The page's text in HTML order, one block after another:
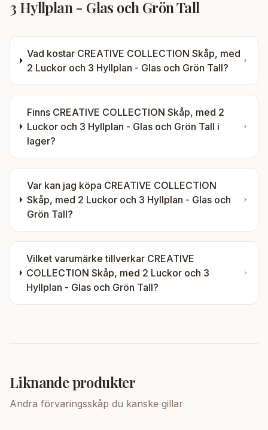
3 Hyllplan - Glas och Grön Tall
Vad kostar CREATIVE COLLECTION Skåp, med
2 Luckor och 3 Hyllplan - Glas och Grön Tall?
Finns CREATIVE COLLECTION Skåp, med 2
Luckor och 3 Hyllplan - Glas och Grön Tall i
lager?
Var kan jag köpa CREATIVE COLLECTION
Skåp, med 2 Luckor och 3 Hyllplan - Glas och
Grön Tall?
Vilket varumärke tillverkar CREATIVE
COLLECTION Skåp, med 2 Luckor och 3
Hyllplan - Glas och Grön Tall?
Liknande produkter
Andra förvaringsskåp du kanske gillar